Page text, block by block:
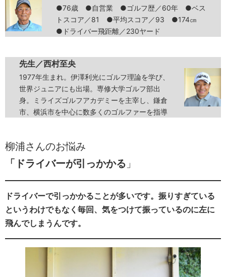
●76歳 ●自営業 ●ゴルフ歴／60年 ●ベス
トスコア／81 ●平均スコア／93 ●174㎝
●ドライバー飛距離／230ヤード
先生／西村至央
1977年生まれ。伊澤利光にゴルフ理論を学び、
世界ジュニアにも出場。専修大学ゴルフ部出
身。ミライズゴルフアカデミーを主宰し、鎌倉
市、横浜市を中心に数多くのゴルファーを指導
柳浦さんのお悩み
「ドライバーが引っかかる 」
ドライバーで引っかかることが多いです。振りすぎている
というわけでもなく毎回、気をつけて振っているのに左に
飛んでしまうんです。